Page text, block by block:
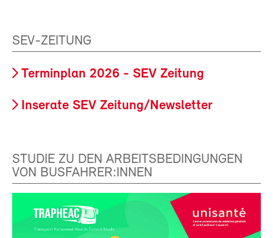
SEV-ZEITUNG
Terminplan 2026 - SEV Zeitung
Inserate SEV Zeitung/Newsletter
STUDIE ZU DEN ARBEITSBEDINGUNGEN
VON BUSFAHRER:INNEN